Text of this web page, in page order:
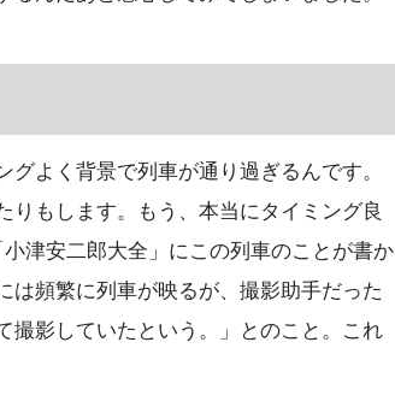
よく背景で列車が通り過ぎるんです。
もします。もう、本当にタイミング良
津安二郎大全」にこの列車のことが書か
は頻繁に列車が映るが、撮影助手だった
撮影していたという。」とのこと。これ